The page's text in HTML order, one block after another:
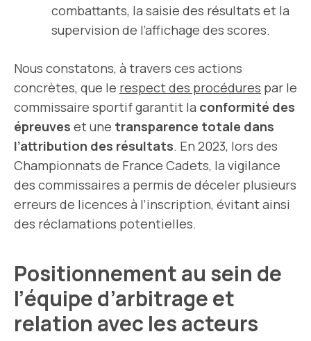
combattants, la saisie des résultats et la
supervision de l’affichage des scores.
Nous constatons, à travers ces actions
concrètes, que le respect des procédures par le
commissaire sportif garantit la conformité des
épreuves et une transparence totale dans
l’attribution des résultats. En 2023, lors des
Championnats de France Cadets, la vigilance
des commissaires a permis de déceler plusieurs
erreurs de licences à l’inscription, évitant ainsi
des réclamations potentielles.
Positionnement au sein de
l’équipe d’arbitrage et
relation avec les acteurs